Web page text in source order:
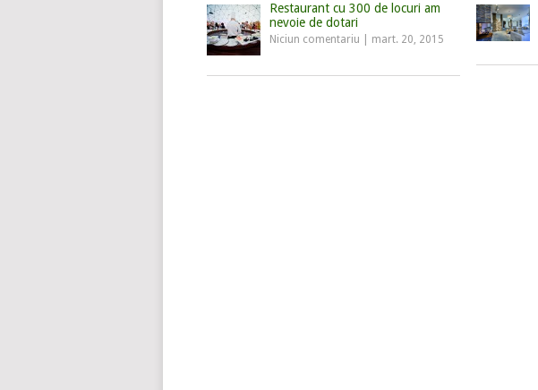
Restaurant cu 300 de locuri am
nevoie de dotari
Niciun comentariu mart. 20, 2015